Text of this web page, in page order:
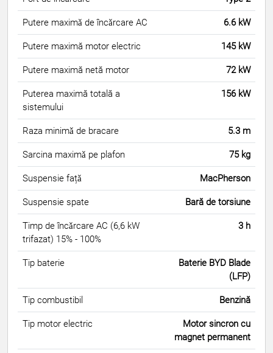
Putere maximǎ de încǎrcare AC 6.6 kW
Putere maximă motor electric 145 kW
Putere maximă netă motor 72 kW
Puterea maximă totală a
sistemului
156 kW
Raza minimǎ de bracare 5.3 m
Sarcina maximǎ pe plafon 75 kg
Suspensie fațǎ MacPherson
Suspensie spate Bară de torsiune
Timp de încǎrcare AC (6,6 kW
trifazat) 15% - 100%
3 h
Tip baterie
Baterie BYD Blade
(LFP)
Tip combustibil Benzină
Tip motor electric
Motor sincron cu
magnet permanent